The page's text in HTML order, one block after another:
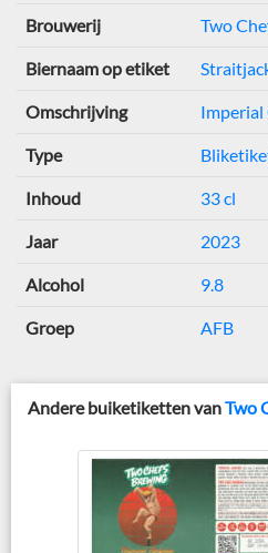
Brouwerij Two
Biernaam op etiket
Omschrijving Imperial
Type
Inhoud 33 cl
Jaar 2023
Alcohol 9.8
Groep AFB
Andere buiketiketten vanTwo